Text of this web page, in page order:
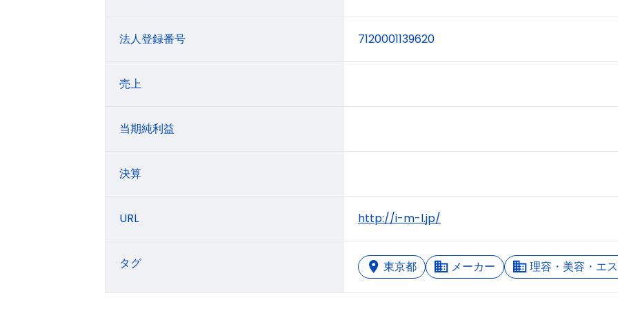
法人登録番号 7120001139620
売上
当期純利益
決算
URL http://i-m-l.jp/
タグ 東京都 メーカー 理容・美容・エ